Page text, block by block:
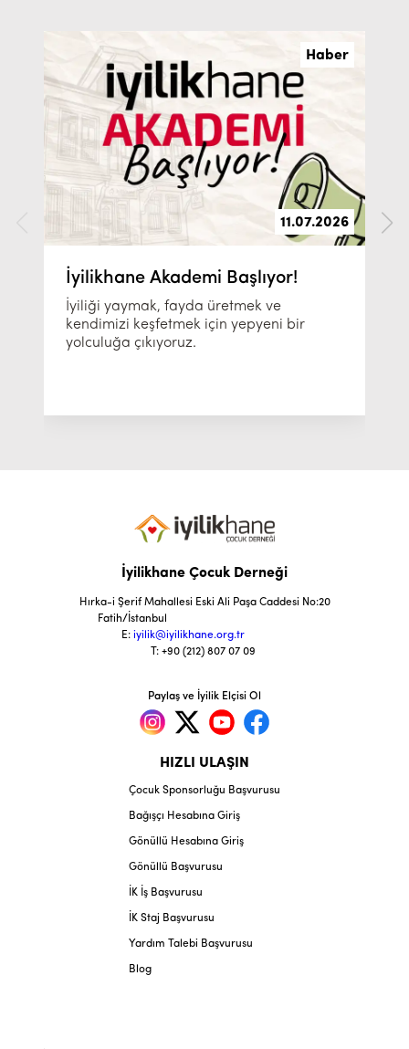
Haber
11.07.2026
İyilikhane Akademi Başlıyor!
İyiliği yaymak, fayda üretmek ve
kendimizi keşfetmek için yepyeni bir
yolculuğa çıkıyoruz.
İyilikhane Çocuk Derneği
Hırka-i Şerif Mahallesi Eski Ali Paşa Caddesi No:20
Fatih/İstanbul
E: iyilik@iyilikhane.org.tr
T: +90 (212) 807 07 09
Paylaş ve İyilik Elçisi Ol
HIZLI ULAŞIN
Çocuk Sponsorluğu Başvurusu
Bağışçı Hesabına Giriş
Gönüllü Hesabına Giriş
Gönüllü Başvurusu
İK İş Başvurusu
İK Staj Başvurusu
Yardım Talebi Başvurusu
Blog